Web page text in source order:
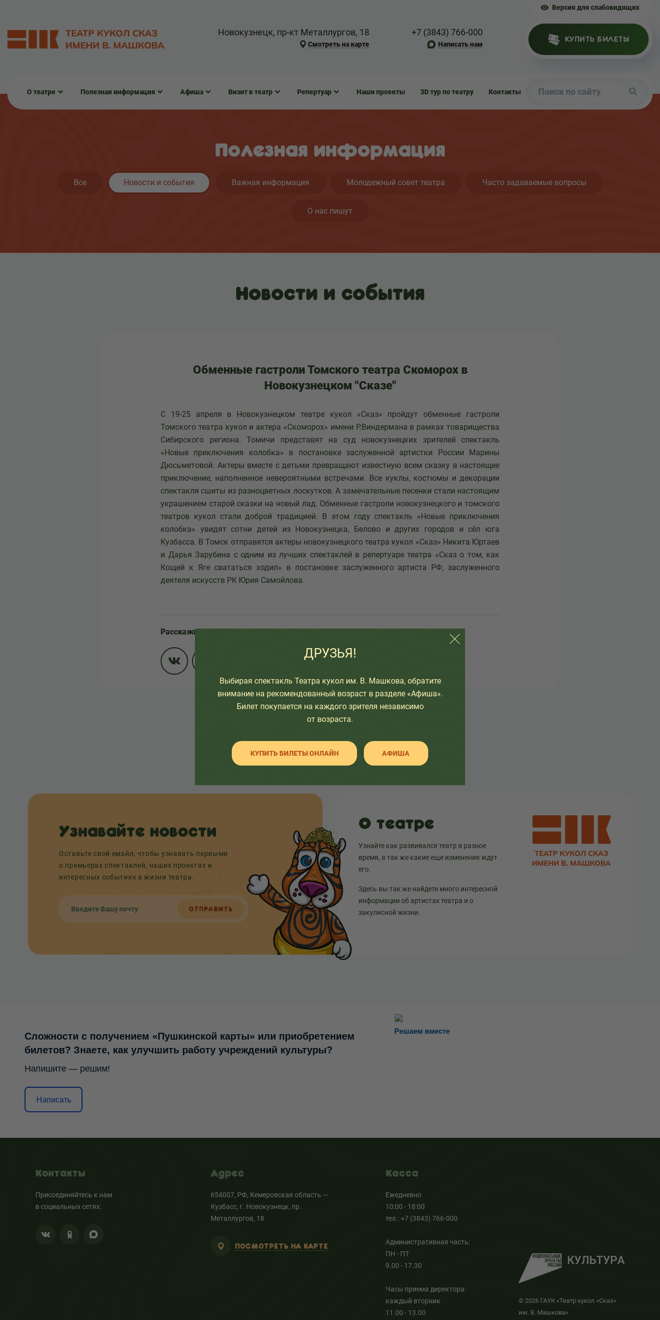
Версия для слабовидящих
Новокузнецк, пр-кт Металлургов, 18
Смотреть на карте
+7 (3843) 766-000
Написать нам
КУПИТЬ БИЛЕТЫ
О театре Полезная информация Афиша Визит в театр Репертуар Наши проекты 3D тур по театру Контакты
Полезная информация
Все Новости и события Важная информация Молодежный совет театра Часто задаваемые вопросы
О нас пишут
Новости и события
Обменные гастроли Томского театра Скоморох в
Новокузнецком "Сказе"
С 19-25 апреля в Новокузнецком театре кукол «Сказ» пройдут обменные гастроли
Томского театра кукол и актера «Скоморох» имени Р.Виндермана в рамках товарищества
Сибирского региона. Томичи представят на суд новокузнецких зрителей спектакль
«Новые приключения колобка» в постановке заслуженной артистки России Марины
Дюсьметовой. Актеры вместе с детьми превращают известную всем сказку в настоящее
приключение, наполненное невероятными встречами. Все куклы, костюмы и декорации
спектакля сшиты из разноцветных лоскутков. А замечательные песенки стали настоящим
украшением старой сказки на новый лад. Обменные гастроли новокузнецкого и томского
театров кукол стали доброй традицией. В этом году спектакль «Новые приключения
колобка» увидят сотни детей из Новокузнецка, Белово и других городов и сёл юга
Кузбасса. В Томск отправятся актеры новокузнецкого театра кукол «Сказ» Никита Юртаев
и Дарья Зарубина с одним из лучших спектаклей в репертуаре театра «Сказ о том, как
Кощей к Яге свататься ходил» в постановке заслуженного артиста РФ, заслуженного
деятеля искусств РК Юрия Самойлова.
Расскажите друзьям:
Узнавайте новости
Оставьте свой емайл, чтобы узнавать первыми
о премьерах спектаклей, наших проектах и
интересных событиях в жизни театра.
ОТПРАВИТЬ
О театре
Узнайте как развивался театр в разное
время, а так же какие еще изменения ждут
его.
Здесь вы так же найдете много интересной
информации об артистах театра и о
закулисной жизни.
Решаем вместе
Сложности с получением «Пушкинской карты» или приобретением
билетов? Знаете, как улучшить работу учреждений культуры?
Напишите — решим!
Написать
Контакты
Присоединяйтесь к нам
в социальных сетях:
Адрес
654007, РФ, Кемеровская область —
Кузбасс, г. Новокузнецк, пр.
Металлургов, 18
ПОСМОТРЕТЬ НА КАРТЕ
Касса
Ежедневно
10:00 - 18:00
тел.: +7 (3843) 766-000
Административная часть:
ПН - ПТ
9.00 - 17.30
Часы приема директора:
каждый вторник
11.00 - 13.00
© 2026 ГАУК «Театр кукол «Сказ»
им. В. Машкова»
ДРУЗЬЯ!
Выбирая спектакль Театра кукол им. В. Машкова, обратите
внимание на рекомендованный возраст в разделе «Афиша».
Билет покупается на каждого зрителя независимо
от возраста.
КУПИТЬ БИЛЕТЫ ОНЛАЙН АФИША